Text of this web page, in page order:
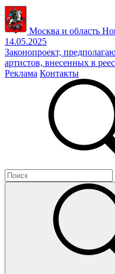
Москва и область
14.05.2025
Законопроект,
артистов, внесенных в
Реклама Контакты